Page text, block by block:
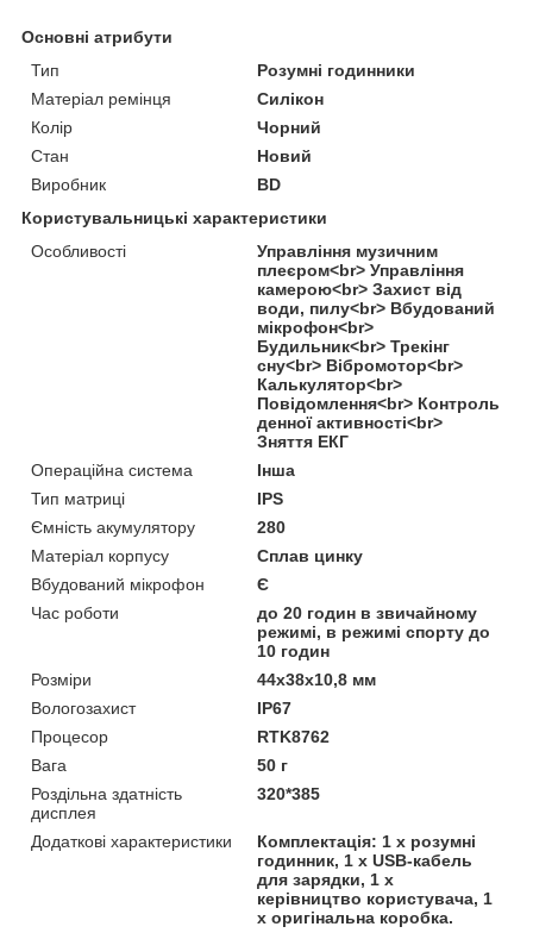
Основні атрибути
Тип
Розумні годинники
Матеріал ремінця
Силікон
Колір
Чорний
Стан
Новий
Виробник
BD
Користувальницькі характеристики
Особливості
Управління музичним
плеєром<br> Управління
камерою<br> Захист від
води, пилу<br> Вбудований
мікрофон<br>
Будильник<br> Трекінг
сну<br> Вібромотор<br>
Калькулятор<br>
Повідомлення<br> Контроль
денної активності<br>
Зняття ЕКГ
Операційна система
Інша
Тип матриці
IPS
Ємність акумулятору
280
Матеріал корпусу
Сплав цинку
Вбудований мікрофон
Є
Час роботи
до 20 годин в звичайному
режимі, в режимі спорту до
10 годин
Розміри
44x38x10,8 мм
Вологозахист
IP67
Процесор
RTK8762
Вага
50 г
Роздільна здатність
дисплея
320*385
Додаткові характеристики
Комплектація: 1 x розумні
годинник, 1 x USB-кабель
для зарядки, 1 x
керівництво користувача, 1
x оригінальна коробка.